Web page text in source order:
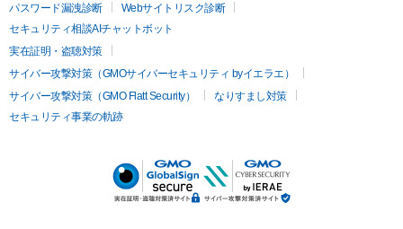
パスワード漏洩診断
Webサイトリスク診断
セキュリティ相談AIチャットボット
実在証明・盗聴対策
サイバー攻撃対策（GMOサイバーセキュリティ byイエラエ）
サイバー攻撃対策（GMO Flatt Security）
なりすまし対策
セキュリティ事業の軌跡